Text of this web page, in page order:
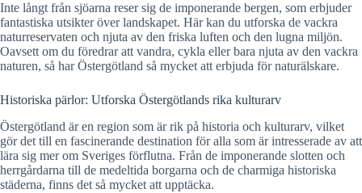
Inte långt från sjöarna reser sig de imponerande bergen, som erbjuder
fantastiska utsikter över landskapet. Här kan du utforska de vackra
naturreservaten och njuta av den friska luften och den lugna miljön.
Oavsett om du föredrar att vandra, cykla eller bara njuta av den vackra
naturen, så har Östergötland så mycket att erbjuda för naturälskare.
Historiska pärlor: Utforska Östergötlands rika kulturarv
Östergötland är en region som är rik på historia och kulturarv, vilket
gör det till en fascinerande destination för alla som är intresserade av att
lära sig mer om Sveriges förflutna. Från de imponerande slotten och
herrgårdarna till de medeltida borgarna och de charmiga historiska
städerna, finns det så mycket att upptäcka.